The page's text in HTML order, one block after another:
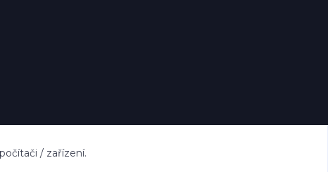
/ zařízení.